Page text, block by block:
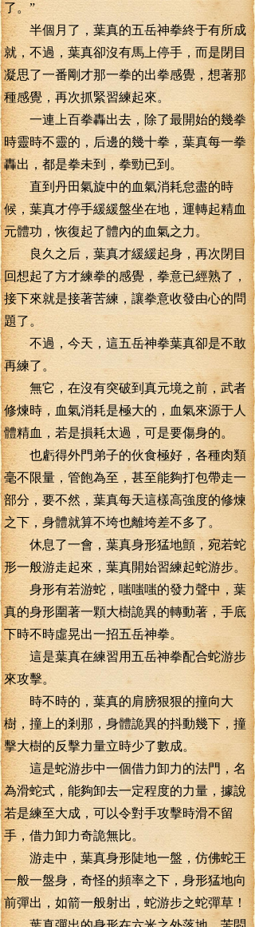
了。”
半個月了，葉真的五岳神拳終于有所成
就，不過，葉真卻沒有馬上停手，而是閉目
凝思了一番剛才那一拳的出拳感覺，想著那
種感覺，再次抓緊習練起來。
一連上百拳轟出去，除了最開始的幾拳
時靈時不靈的，后邊的幾十拳，葉真每一拳
轟出，都是拳未到，拳勁已到。
直到丹田氣旋中的血氣消耗怠盡的時
候，葉真才停手緩緩盤坐在地，運轉起精血
元體功，恢復起了體內的血氣之力。
良久之后，葉真才緩緩起身，再次閉目
回想起了方才練拳的感覺，拳意已經熟了，
接下來就是接著苦練，讓拳意收發由心的問
題了。
不過，今天，這五岳神拳葉真卻是不敢
再練了。
無它，在沒有突破到真元境之前，武者
修煉時，血氣消耗是極大的，血氣來源于人
體精血，若是損耗太過，可是要傷身的。
也虧得外門弟子的伙食極好，各種肉類
毫不限量，管飽為至，甚至能夠打包帶走一
部分，要不然，葉真每天這樣高強度的修煉
之下，身體就算不垮也離垮差不多了。
休息了一會，葉真身形猛地顫，宛若蛇
形一般游走起來，葉真開始習練起蛇游步。
身形有若游蛇，嗤嗤嗤的發力聲中，葉
真的身形圍著一顆大樹詭異的轉動著，手底
下時不時虛晃出一招五岳神拳。
這是葉真在練習用五岳神拳配合蛇游步
來攻擊。
時不時的，葉真的肩膀狠狠的撞向大
樹，撞上的剎那，身體詭異的抖動幾下，撞
擊大樹的反擊力量立時少了數成。
這是蛇游步中一個借力卸力的法門，名
為滑蛇式，能夠卸去一定程度的力量，據說
若是練至大成，可以令對手攻擊時滑不留
手，借力卸力奇詭無比。
游走中，葉真身形陡地一盤，仿佛蛇王
一般一盤身，奇怪的頻率之下，身形猛地向
前彈出，如箭一般射出，蛇游步之蛇彈草！